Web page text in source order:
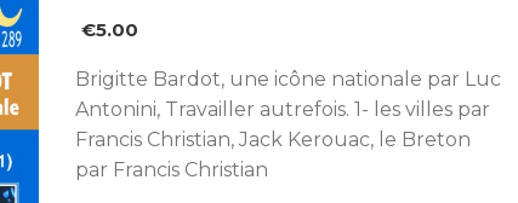
€5.00
Brigitte Bardot, une icône nationale par Luc
Antonini, Travailler autrefois. 1- les villes par
Francis Christian, Jack Kerouac, le Breton
par Francis Christian